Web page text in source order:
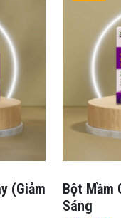
(Giảm
Bột Mầm
Sáng